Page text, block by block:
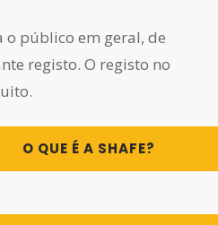
público em geral, de
registo. O registo no
O QUE É A SHAFE?